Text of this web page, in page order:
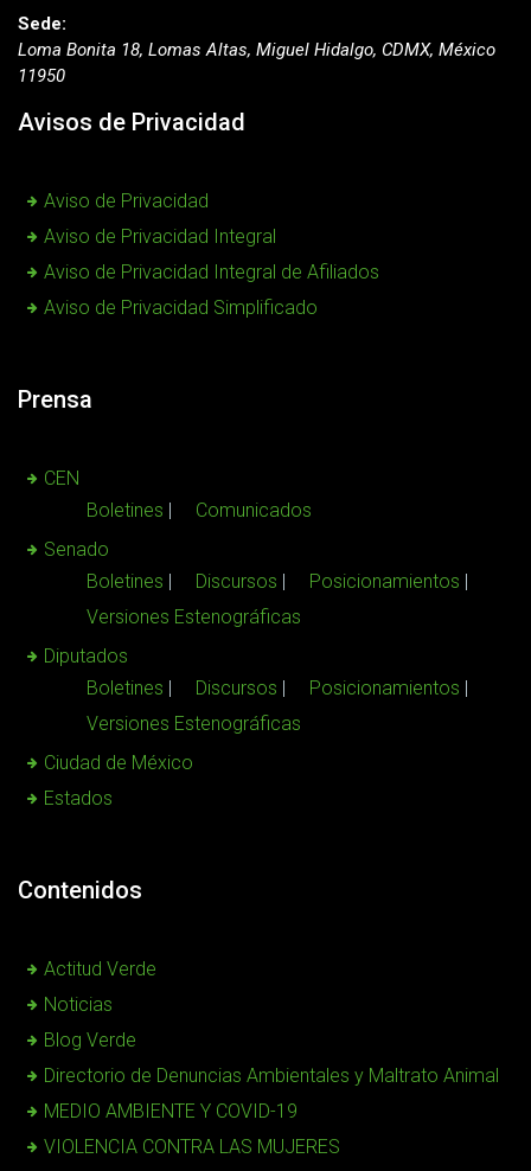
Sede:
Loma Bonita 18, Lomas Altas, Miguel Hidalgo, CDMX, México
11950
Avisos de Privacidad
Aviso de Privacidad
Aviso de Privacidad Integral
Aviso de Privacidad Integral de Afiliados
Aviso de Privacidad Simplificado
Prensa
CEN
Boletines
Comunicados
Senado
Boletines
Discursos
Posicionamientos
Versiones Estenográficas
Diputados
Boletines
Discursos
Posicionamientos
Versiones Estenográficas
Ciudad de México
Estados
Contenidos
Actitud Verde
Noticias
Blog Verde
Directorio de Denuncias Ambientales y Maltrato Animal
MEDIO AMBIENTE Y COVID-19
VIOLENCIA CONTRA LAS MUJERES